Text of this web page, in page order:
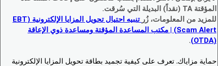
المؤقتة TA (نقداً) البديلة التي سُرقت.
للمزيد من المعلومات، زُر
تنبيه احتيال تحويل المزايا الإلكترونية (EBT
Scam Alert) | مكتب المساعدة المؤقتة ومساعدة ذوي الإعاقة
(OTDA)
.
حماية مزاياك. تعرف على كيفية تجميد بطاقة تحويل المزايا الإلكترونية